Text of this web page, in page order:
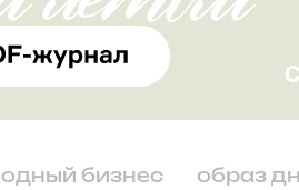
бизнес образ